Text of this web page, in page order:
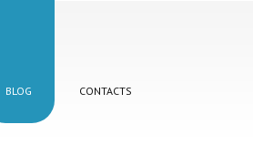
BLOG CONTACTS